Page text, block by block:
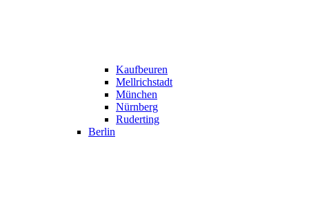
Kaufbeuren
Mellrichstadt
München
Nürnberg
Ruderting
Berlin